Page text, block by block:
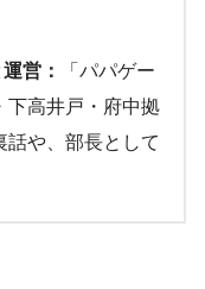
営：
「パパゲー
下高井戸・府中拠
話や、部長として